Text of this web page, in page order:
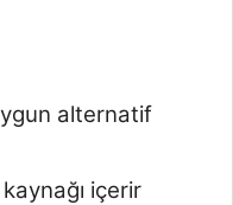
alternatif
içerir